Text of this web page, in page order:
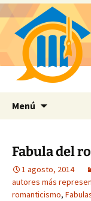
Menú
Fabula del
1 agosto, 2014
autores más
romanticismo,